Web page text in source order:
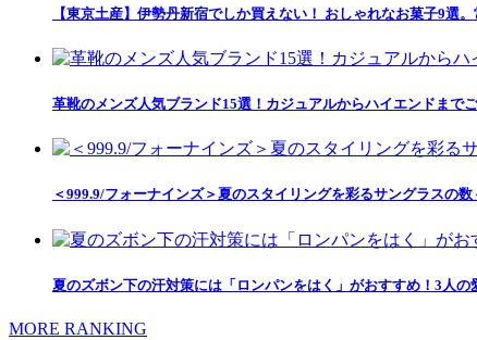
【東京土産】伊勢丹新宿でしか買えない！ おしゃれなお菓子9選
革靴のメンズ人気ブランド15選！カジュアルからハイエンドまで
＜999.9/フォーナインズ＞夏のスタイリングを彩るサングラスの数
夏のズボン下の汗対策には「ロンパンをはく」がおすすめ！3人
MORE RANKING